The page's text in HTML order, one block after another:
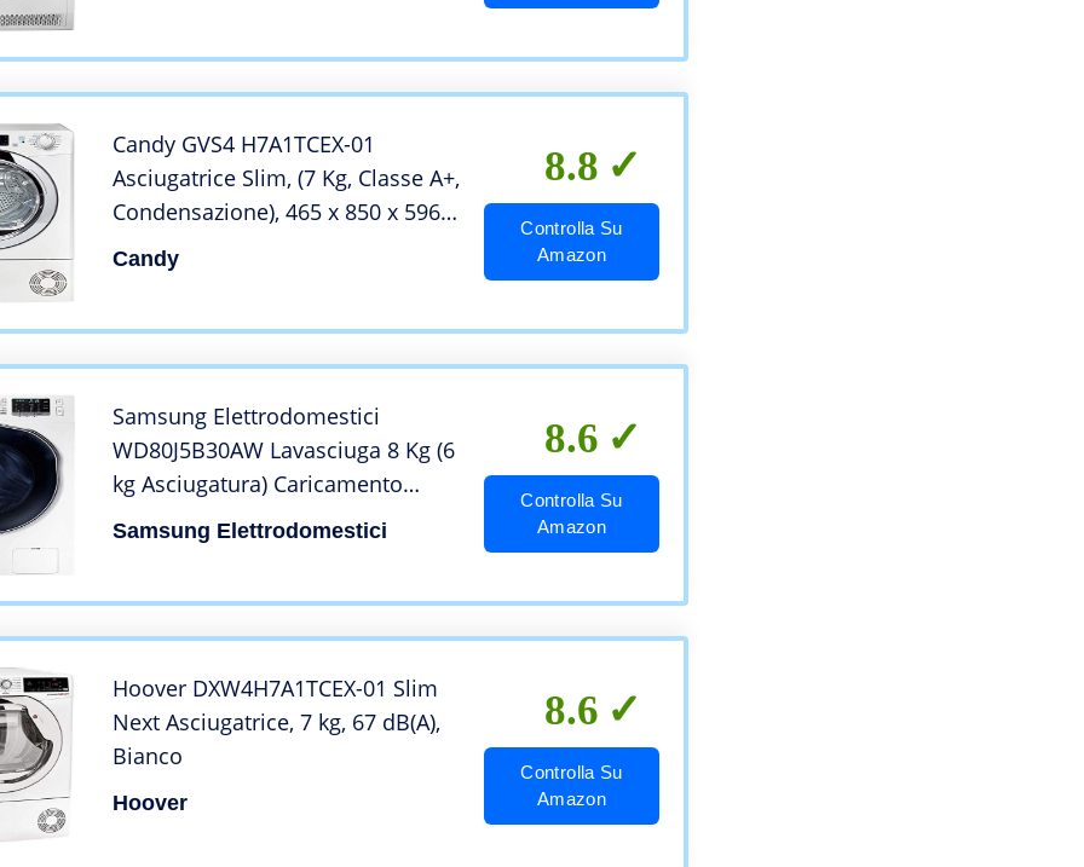
Candy GVS4 H7A1TCEX-01
Asciugatrice Slim, (7 Kg, Classe A+,
Condensazione), 465 x 850 x 596
mm, Bianco
Candy
8.8
Controlla Su
Amazon
Samsung Elettrodomestici
WD80J5B30AW Lavasciuga 8 Kg (6
kg Asciugatura) Caricamento
Frontale, Ecolavaggio, 1400 rpm,
Bianco, 8KG/6KG
Samsung Elettrodomestici
8.6
Controlla Su
Amazon
Hoover DXW4H7A1TCEX-01 Slim
Next Asciugatrice, 7 kg, 67 dB(A),
Bianco
Hoover
8.6
Controlla Su
Amazon